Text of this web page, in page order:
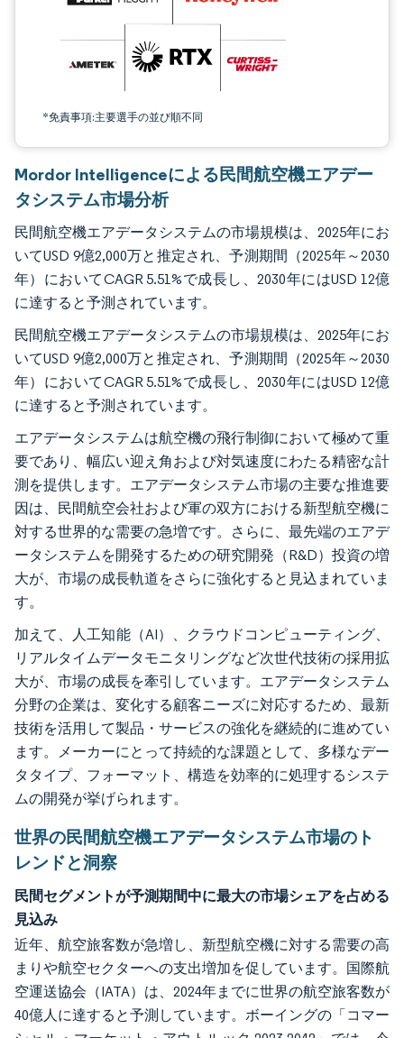
*免責事項:主要選手の並び順不同
Mordor Intelligenceによる民間航空機エアデー
タシステム市場分析
民間航空機エアデータシステムの市場規模は、2025年にお
いてUSD 9億2,000万と推定され、予測期間（2025年～2030
年）においてCAGR 5.51%で成長し、2030年にはUSD 12億
に達すると予測されています。
民間航空機エアデータシステムの市場規模は、2025年にお
いてUSD 9億2,000万と推定され、予測期間（2025年～2030
年）においてCAGR 5.51%で成長し、2030年にはUSD 12億
に達すると予測されています。
エアデータシステムは航空機の飛行制御において極めて重
要であり、幅広い迎え角および対気速度にわたる精密な計
測を提供します。エアデータシステム市場の主要な推進要
因は、民間航空会社および軍の双方における新型航空機に
対する世界的な需要の急増です。さらに、最先端のエアデ
ータシステムを開発するための研究開発（R&D）投資の増
大が、市場の成長軌道をさらに強化すると見込まれていま
す。
加えて、人工知能（AI）、クラウドコンピューティング、
リアルタイムデータモニタリングなど次世代技術の採用拡
大が、市場の成長を牽引しています。エアデータシステム
分野の企業は、変化する顧客ニーズに対応するため、最新
技術を活用して製品・サービスの強化を継続的に進めてい
ます。メーカーにとって持続的な課題として、多様なデー
タタイプ、フォーマット、構造を効率的に処理するシステ
ムの開発が挙げられます。
世界の民間航空機エアデータシステム市場のト
レンドと洞察
民間セグメントが予測期間中に最大の市場シェアを占める
見込み
近年、航空旅客数が急増し、新型航空機に対する需要の高
まりや航空セクターへの支出増加を促しています。国際航
空運送協会（IATA）は、2024年までに世界の航空旅客数が
40億人に達すると予測しています。ボーイングの「コマー